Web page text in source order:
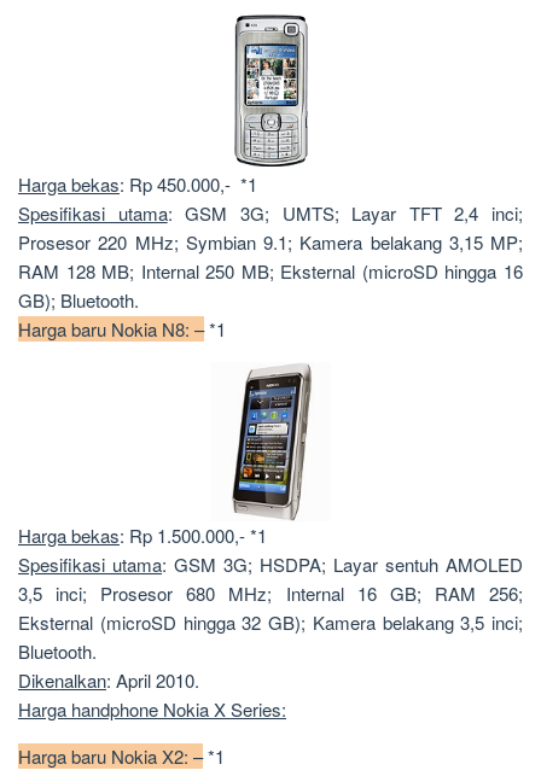
Harga bekas: Rp 450.000,- *1
Spesifikasi utama: GSM 3G; UMTS; Layar TFT 2,4 inci;
Prosesor 220 MHz; Symbian 9.1; Kamera belakang 3,15 MP;
RAM 128 MB; Internal 250 MB; Eksternal (microSD hingga 16
GB); Bluetooth.
Harga baru Nokia N8: –*1
Harga bekas: Rp 1.500.000,- *1
Spesifikasi utama: GSM 3G; HSDPA; Layar sentuh AMOLED
3,5 inci; Prosesor 680 MHz; Internal 16 GB; RAM 256;
Eksternal (microSD hingga 32 GB); Kamera belakang 3,5 inci;
Bluetooth.
Dikenalkan: April 2010.
Harga handphone Nokia X Series:
Harga baru Nokia X2: –*1